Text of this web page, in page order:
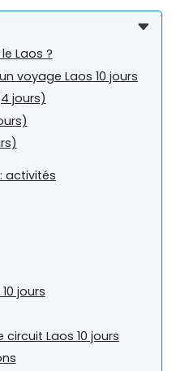
Laos ?
voyage Laos 10 jours
jours)
activités
jours
Laos 10 jours